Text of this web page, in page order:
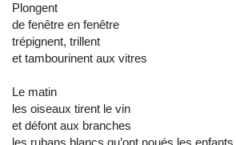
Plongent
de fenêtre en fenêtre
trépignent, trillent
et tambourinent aux vitres
Le matin
les oiseaux tirent le vin
et défont aux branches
les rubans blancs qu’ont noués les enfants